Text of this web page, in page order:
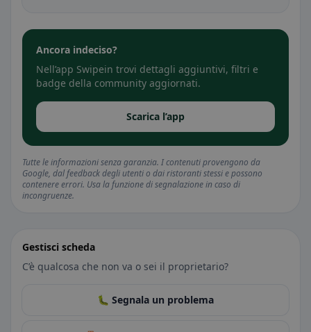
Ancora indeciso?
Nell’app Swipein trovi dettagli aggiuntivi, filtri e
badge della community aggiornati.
Scarica l’app
Tutte le informazioni senza garanzia. I contenuti provengono da
Google, dal feedback degli utenti o dai ristoranti stessi e possono
contenere errori. Usa la funzione di segnalazione in caso di
incongruenze.
Gestisci scheda
C’è qualcosa che non va o sei il proprietario?
🐛 Segnala un problema